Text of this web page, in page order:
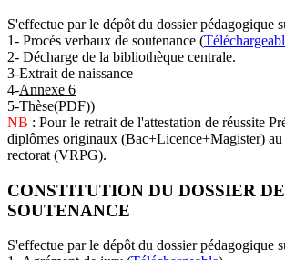
S'effectue par le dépôt du dossier pédagogique
1- Procés verbaux de soutenance (
2- Décharge de la bibliothèque centrale.
3-Extrait de naissance
4-Annexe 6
5-Thèse(PDF))
NB : Pour le retrait de l'attestation de réussite
diplômes originaux (Bac+Licence+Magister)
rectorat (VRPG).
CONSTITUTION DU DOSSIER DE
SOUTENANCE
S'effectue par le dépôt du dossier pédagogique